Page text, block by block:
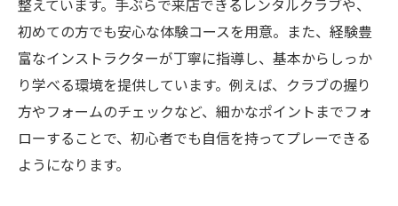
整えています。手ぶらで来店できるレンタルクラブや、
初めての方でも安心な体験コースを用意。また、経験豊
富なインストラクターが丁寧に指導し、基本からしっか
り学べる環境を提供しています。例えば、クラブの握り
方やフォームのチェックなど、細かなポイントまでフォ
ローすることで、初心者でも自信を持ってプレーできる
ようになります。